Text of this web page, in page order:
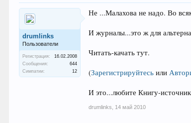
drumlinks
Пользователи
Регистрация:
16.02.2008
Сообщения:
644
Симпатии:
12
Не ...Малахова не надо. Во
И журналы...это ж для
Читать-качать тут.
(Зарегистрируйтесь или
И это...любите Книгу-
drumlinks 14 май 2010